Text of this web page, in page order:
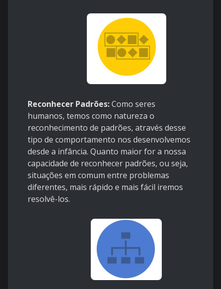
Reconhecer Padrões:Como seres
humanos, temos como natureza o
reconhecimento de padrões, através desse
tipo de comportamento nos desenvolvemos
desde a infância. Quanto maior for a nossa
capacidade de reconhecer padrões, ou seja,
situações em comum entre problemas
diferentes, mais rápido e mais fácil iremos
resolvê-los.